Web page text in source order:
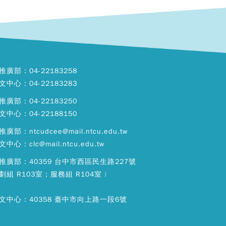
廣部：04-22183258
中心：04-22183283
廣部：04-22183250
中心：04-22188150
廣部：ntcudcee@mail.ntcu.edu.tw
中心：clc@mail.ntcu.edu.tw
廣部：40359 台中市西區民生路227號
組 R103室；服務組 R104室﹞
中心：40358 臺中市向上路一段6號